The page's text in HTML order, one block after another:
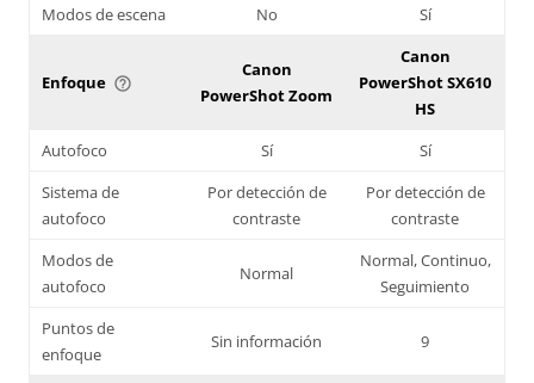
Modos de escena
No Sí
Enfoque help_outline
Canon
PowerShot Zoom
Canon
PowerShot SX610
HS
Autofoco
Sí
Sí
Sistema de
autofoco
Por detección de
contraste
Por detección de
contraste
Modos de
autofoco
Normal
Normal, Continuo,
Seguimiento
Puntos de
enfoque
Sin información 9